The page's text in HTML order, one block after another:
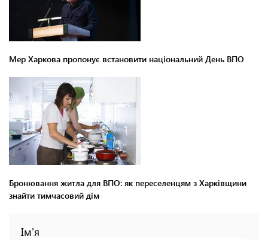
Мер Харкова пропонує встановити національний День ВПО
Бронювання житла для ВПО: як переселенцям з Харківщини
знайти тимчасовий дім
Ім'я